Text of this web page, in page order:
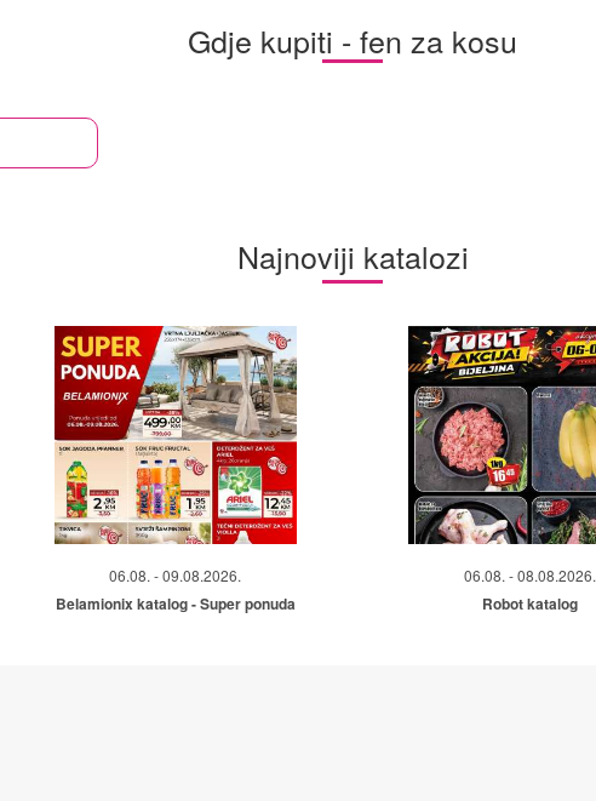
Gdje kupiti - fen za kosu
Najnoviji katalozi
06.08. - 09.08.2026.
Belamionix katalog - Super ponuda
06.08. - 08.08.2026.
Robot katalog